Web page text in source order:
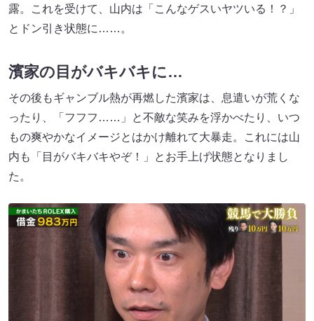
露。これを受けて、山内は「こんなゲスいヤツいる！？」
とドン引き状態に……。
濱家の目がバキバキに…
その後もギャンブル熱が再燃した濱家は、息遣いが荒くな
ったり、「フフフ……」と不敵な笑みを浮かべたり、いつ
もの爽やかなイメージとはかけ離れて大暴走。これには山
内も「目がバキバキやぞ！」とお手上げ状態となりまし
た。